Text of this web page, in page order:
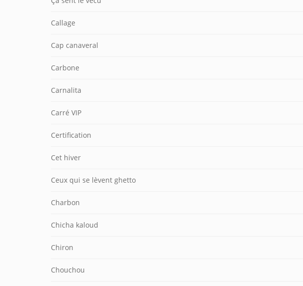
Callage
Cap canaveral
Carbone
Carnalita
Carré VIP
Certification
Cet hiver
Ceux qui se lèvent ghetto
Charbon
Chicha kaloud
Chiron
Chouchou